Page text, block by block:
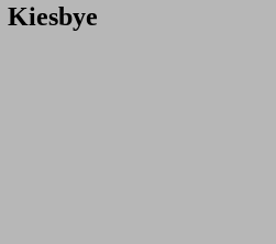
Kiesbye